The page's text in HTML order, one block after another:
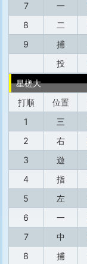
7
一
8
二
9
捕
投
星槎大
打順
位置
1
三
2
右
3
遊
4
指
5
左
6
一
7
中
8
捕